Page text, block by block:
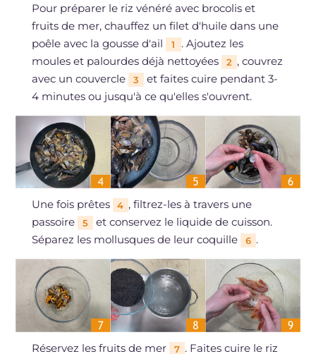
Pour préparer le riz vénéré avec brocolis et
fruits de mer, chauffez un filet d'huile dans une
poêle avec la gousse d'ail
1
. Ajoutez les
moules et palourdes déjà nettoyées
2 , couvrez
avec un couvercle
3
et faites cuire pendant 3-
4 minutes ou jusqu'à ce qu'elles s'ouvrent.
Une fois prêtes 4 , filtrez-les à travers une
passoire
5
et conservez le liquide de cuisson.
Séparez les mollusques de leur coquille
6 .
Réservez les fruits de mer 7 . Faites cuire le riz